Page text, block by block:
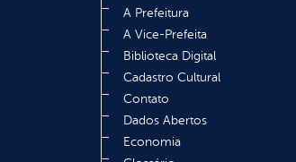
A Prefeitura
A Vice-Prefeita
Biblioteca Digital
Cadastro Cultural
Contato
Dados Abertos
Economia